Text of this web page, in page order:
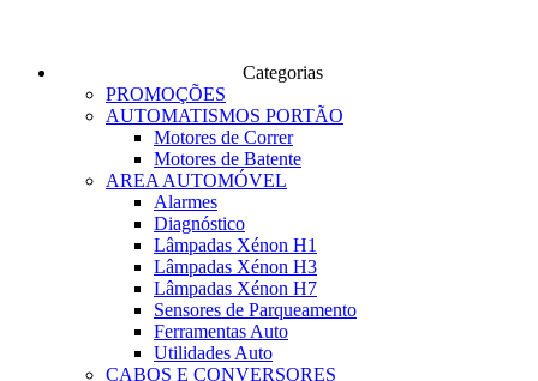
Categorias
PROMOÇÕES
AUTOMATISMOS PORTÃO
Motores de Correr
Motores de Batente
AREA AUTOMÓVEL
Alarmes
Diagnóstico
Lâmpadas Xénon H1
Lâmpadas Xénon H3
Lâmpadas Xénon H7
Sensores de Parqueamento
Ferramentas Auto
Utilidades Auto
CABOS E CONVERSORES